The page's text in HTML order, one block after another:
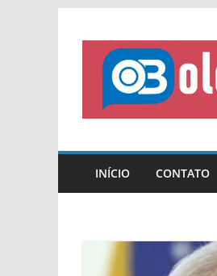
para
conteúdo
INÍCIO CONTATO